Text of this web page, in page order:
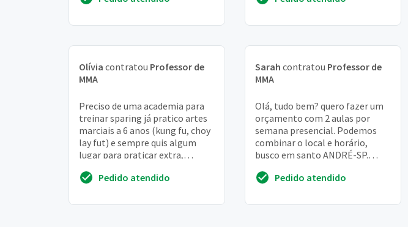
Olívia contratou Professor de
MMA
Preciso de uma academia para
treinar sparing já pratico artes
marciais a 6 anos (kung fu, choy
lay fut) e sempre quis algum
lugar para praticar extra,
então...Pedido atendido
Sarah contratou Professor de
MMA
Olá, tudo bem? quero fazer um
orçamento com 2 aulas por
semana presencial. Podemos
combinar o local e horário,
busco em santo ANDRÉ-SP.
Pedido atendido